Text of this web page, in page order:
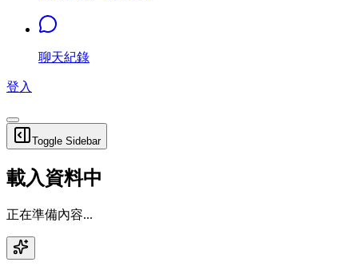
聊天紀錄
登入
Toggle Sidebar
載入資料中
正在準備內容...